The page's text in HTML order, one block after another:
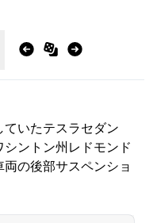
いたテスラセダン
ントン州レドモンド
の後部サスペンショ